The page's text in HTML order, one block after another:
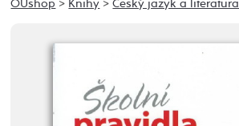
OUshop > Knihy >Český jazyk a literatura